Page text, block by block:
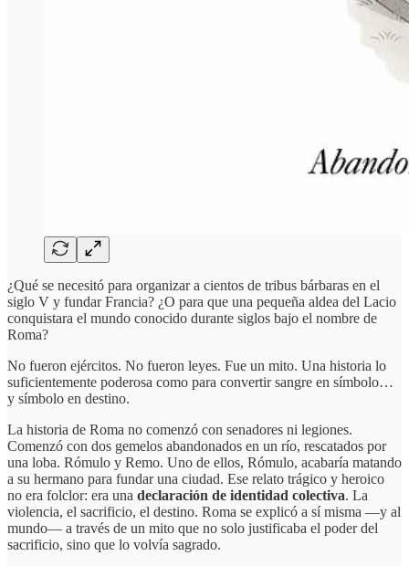
¿Qué se necesitó para organizar a cientos de tribus bárbaras en el
siglo V y fundar Francia? ¿O para que una pequeña aldea del Lacio
conquistara el mundo conocido durante siglos bajo el nombre de
Roma?
No fueron ejércitos. No fueron leyes. Fue un mito. Una historia lo
suficientemente poderosa como para convertir sangre en símbolo…
y símbolo en destino.
La historia de Roma no comenzó con senadores ni legiones.
Comenzó con dos gemelos abandonados en un río, rescatados por
una loba. Rómulo y Remo. Uno de ellos, Rómulo, acabaría matando
a su hermano para fundar una ciudad. Ese relato trágico y heroico
no era folclor: era una declaración de identidad colectiva. La
violencia, el sacrificio, el destino. Roma se explicó a sí misma —y al
mundo— a través de un mito que no solo justificaba el poder del
sacrificio, sino que lo volvía sagrado.